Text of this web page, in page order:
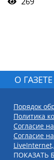
О ГАЗЕТЕ
Порядок
Политика
Согласие
Согласие
ПОКАЗАТЬ